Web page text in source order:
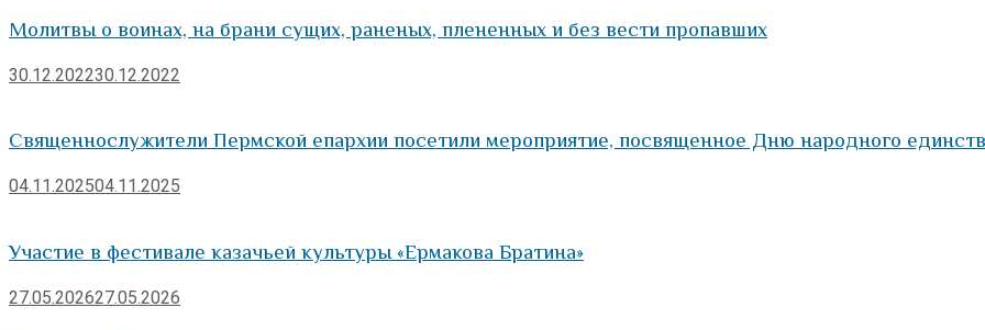
Молитвы о воинах, на брани сущих, раненых, плененных и без вести пропавших
30.12.202230.12.2022
Священнослужители Пермской епархии посетили мероприятие, посвященное Дню народного
04.11.202504.11.2025
Участие в фестивале казачьей культуры «Ермакова Братина»
27.05.202627.05.2026